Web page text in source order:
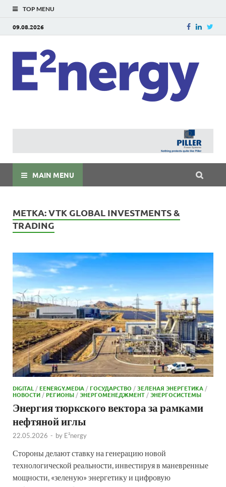
TOP MENU
09.08.2026
MAIN MENU
МЕТКА:VTK GLOBAL INVESTMENTS &
TRADING
DIGITAL /EENERGY.MEDIA /ГОСУДАРСТВО /ЗЕЛЕНАЯ ЭНЕРГЕТИКА /
НОВОСТИ /РЕГИОНЫ /ЭНЕРГОМЕНЕДЖМЕНТ /ЭНЕРГОСИСТЕМЫ
Энергия тюркского вектора за рамками
нефтяной иглы
22.05.2026 - by E²nergy
Стороны делают ставку на генерацию новой
технологической реальности, инвестируя в маневренные
мощности, «зеленую» энергетику и цифровую